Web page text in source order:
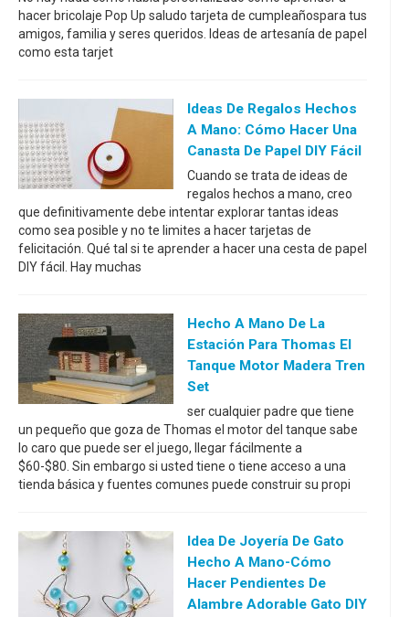
hacer bricolaje Pop Up saludo tarjeta de cumpleañospara tus
amigos, familia y seres queridos. Ideas de artesanía de papel
como esta tarjet
Ideas De Regalos Hechos
A Mano: Cómo Hacer Una
Canasta De Papel DIY Fácil
Cuando se trata de ideas de
regalos hechos a mano, creo
que definitivamente debe intentar explorar tantas ideas
como sea posible y no te limites a hacer tarjetas de
felicitación. Qué tal si te aprender a hacer una cesta de papel
DIY fácil. Hay muchas
Hecho A Mano De La
Estación Para Thomas El
Tanque Motor Madera Tren
Set
ser cualquier padre que tiene
un pequeño que goza de Thomas el motor del tanque sabe
lo caro que puede ser el juego, llegar fácilmente a
$60-$80. Sin embargo si usted tiene o tiene acceso a una
tienda básica y fuentes comunes puede construir su propi
Idea De Joyería De Gato
Hecho A Mano-Cómo
Hacer Pendientes De
Alambre Adorable Gato DIY